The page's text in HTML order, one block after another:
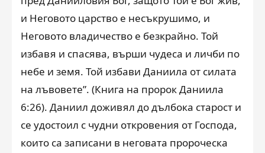
и Неговото царство е несъкрушимо, и
Неговото владичество е безкрайно. Той
избавя и спасява, върши чудеса и личби по
небе и земя. Той избави Даниила от силата
на лъвовете”. (Книга на пророк Даниила
6:26). Даниил доживял до дълбока старост и
се удостоил с чудни откровения от Господа,
които са записани в неговата пророческа